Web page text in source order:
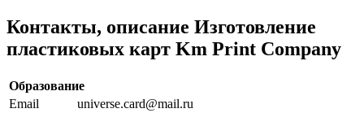
Контакты, описание Изготовление
пластиковых карт Km Print Company
Образование
Email
universe.card@mail.ru